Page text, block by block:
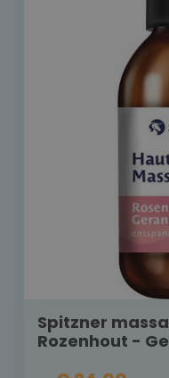
Spitzner
Rozenhout -